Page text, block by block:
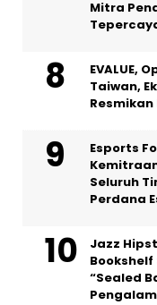
Mitra
EVALUE,
Taiwan,
Esports
Seluruh
Perdana
Jazz
“Sealed